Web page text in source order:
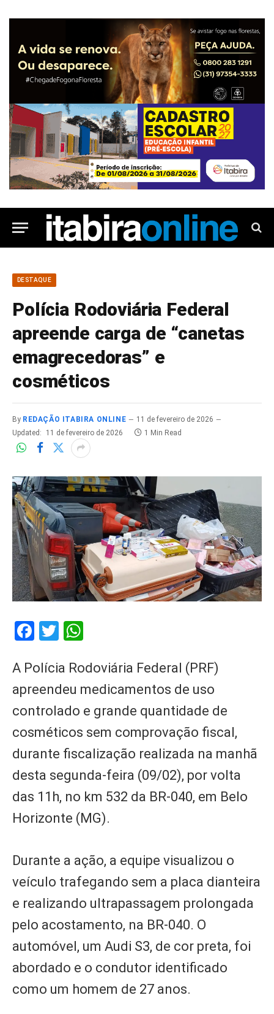
DESTAQUE
Polícia Rodoviária Federal
apreende carga de “canetas
emagrecedoras” e
cosméticos
By REDAÇÃO ITABIRA ONLINE
11 de fevereiro de 2026
Updated:
11 de fevereiro de 2026 1 Min Read
Facebook
Twitter
A Polícia Rodoviária Federal (PRF)
apreendeu medicamentos de uso
controlado e grande quantidade de
cosméticos sem comprovação fiscal,
durante fiscalização realizada na manhã
desta segunda-feira (09/02), por volta
das 11h, no km 532 da BR-040, em Belo
Horizonte (MG).
Durante a ação, a equipe visualizou o
veículo trafegando sem a placa dianteira
e realizando ultrapassagem prolongada
pelo acostamento, na BR-040. O
automóvel, um Audi S3, de cor preta, foi
abordado e o condutor identificado
como um homem de 27 anos.